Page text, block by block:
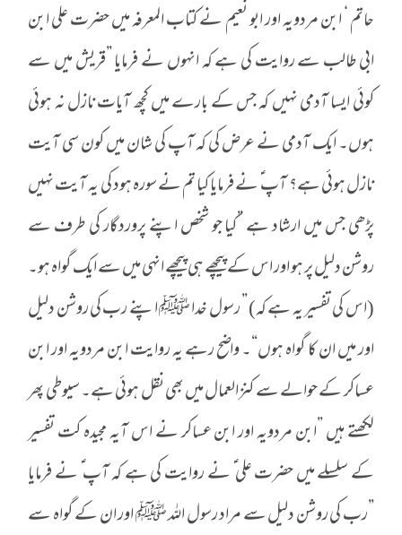
حاتم ‘ ابن مردویہ اور ابو نعیم نے کتاب المعرفہ میں حضرت علی ابن
ابی طالب سے روایت کی ہے کہ انہوں نے فرمایا ”قریش میں سے
کوئی ایسا آدمی نہیں کہ جس کے بارے میں کچھ آیات نازل نہ ہوئی
ہوں۔ ایک آدمی نے عرض کی کہ آپ کی شان میں کون سی آیت
نازل ہوئی ہے؟ آپ ؑ نے فرمایا کیا تم نے سورہ ہود کی یہ آیت نہیں
پڑھی جس میں ارشاد ہے ”کیا جو شخص اپنے پروردگار کی طرف سے
روشن دلیل پر ہو اور اس کے پیچھے ہی پیچھے انہی میں سے ایک گواہ ہو۔
(اس کی تفسیر یہ ہے کہ) ” رسول خدا ﷺ اپنے رب کی روشن دلیل
اور میں ان کا گواہ ہوں“۔ واضح رہے یہ روایت ابن مردویہ اور ابن
عساکر کے حوالے سے کنزالعمال میں بھی نقل ہوئی ہے۔ سیوطی پھر
لکھتے ہیں ”ابن مردویہ اور ابن عساکر نے اس آیہ مجیدہ کت تفسیر
کے سلسلے میں حضرت علی ؑ نے روایت کی ہے کہ آپ ؑ نے فرمایا
”رب کی روشن دلیل سے مراد رسول اللہ ﷺ اور ان کے گواہ سے